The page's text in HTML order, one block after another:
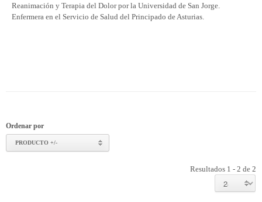
Reanimación y Terapia del Dolor por la Universidad de San Jorge.
Enfermera en el Servicio de Salud del Principado de Asturias.
Ordenar por
PRODUCTO +/-
Resultados 1 - 2 de 2